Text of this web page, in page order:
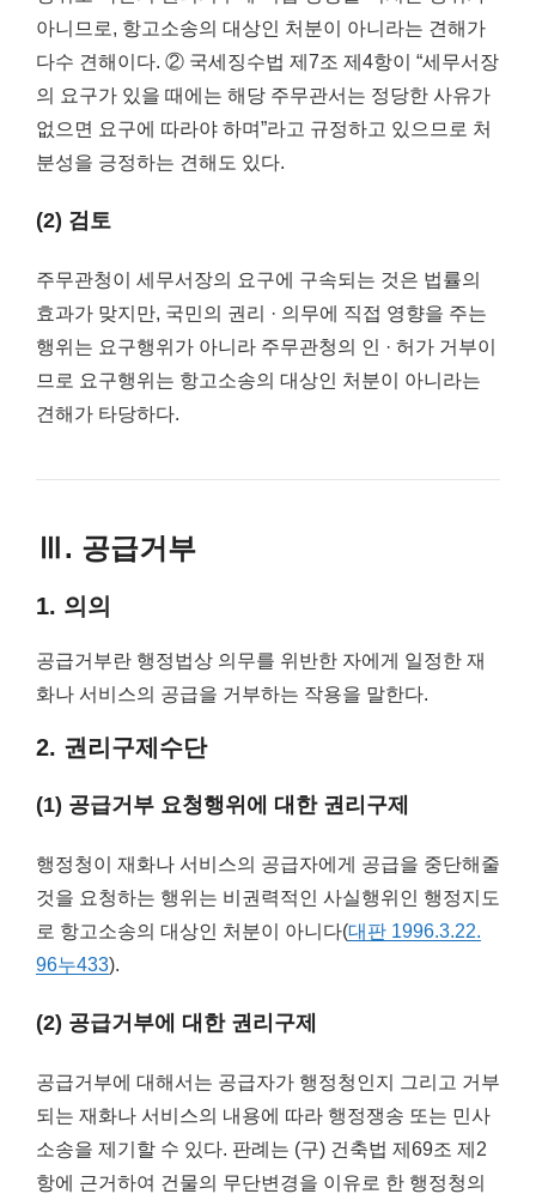
아니므로, 항고소송의 대상인 처분이 아니라는 견해가
다수 견해이다. ② 국세징수법 제7조 제4항이 “세무서장
의 요구가 있을 때에는 해당 주무관서는 정당한 사유가
없으면 요구에 따라야 하며”라고 규정하고 있으므로 처
분성을 긍정하는 견해도 있다.
(2) 검토
주무관청이 세무서장의 요구에 구속되는 것은 법률의
효과가 맞지만, 국민의 권리 · 의무에 직접 영향을 주는
행위는 요구행위가 아니라 주무관청의 인 · 허가 거부이
므로 요구행위는 항고소송의 대상인 처분이 아니라는
견해가 타당하다.
Ⅲ. 공급거부
1. 의의
공급거부란 행정법상 의무를 위반한 자에게 일정한 재
화나 서비스의 공급을 거부하는 작용을 말한다.
2. 권리구제수단
(1) 공급거부 요청행위에 대한 권리구제
행정청이 재화나 서비스의 공급자에게 공급을 중단해줄
것을 요청하는 행위는 비권력적인 사실행위인 행정지도
로 항고소송의 대상인 처분이 아니다(대판 1996.3.22.
96누433).
(2) 공급거부에 대한 권리구제
공급거부에 대해서는 공급자가 행정청인지 그리고 거부
되는 재화나 서비스의 내용에 따라 행정쟁송 또는 민사
소송을 제기할 수 있다. 판례는 (구) 건축법 제69조 제2
항에 근거하여 건물의 무단변경을 이유로 한 행정청의